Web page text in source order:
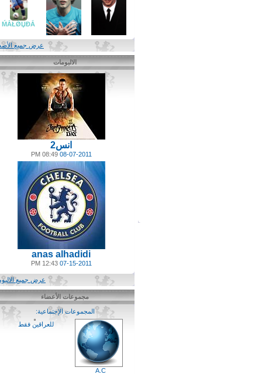
Ίяάqĩ βσŷ تشلسيني
ḾẮŁǾЏĐẮ
عرض جميع الأصدقاء
الالبومات
انس2
08-07-2011
08:49 PM
anas alhadidi
07-15-2011
12:43 PM
عرض جميع الالبومات
مجموعات الأعضاء
(6) المجموعات الإجتماعية:
للعراقين فقط